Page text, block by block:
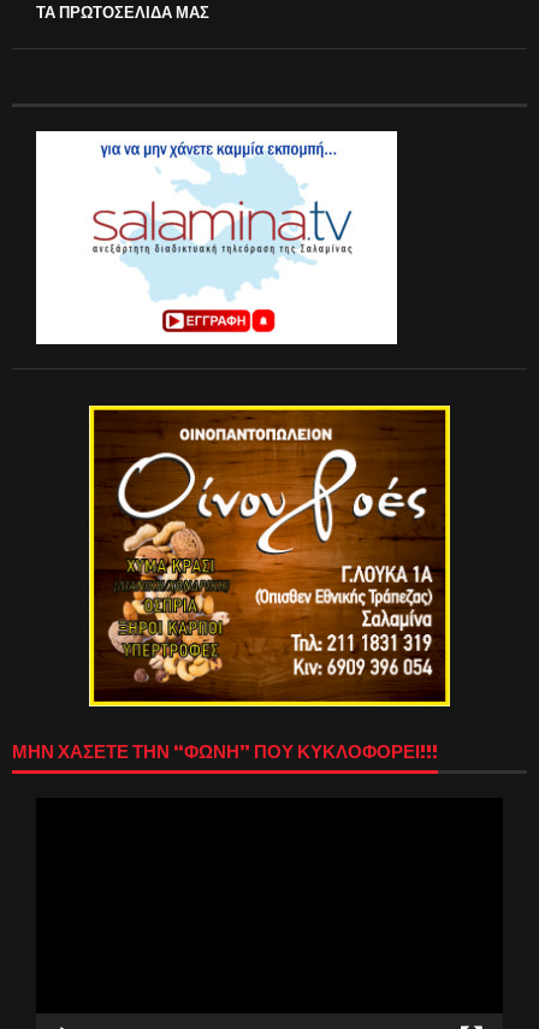
ΤΑ ΠΡΩΤΟΣΕΛΙΔΑ ΜΑΣ
ΜΗΝ ΧΑΣΕΤΕ ΤΗΝ “ΦΩΝΗ” ΠΟΥ ΚΥΚΛΟΦΟΡΕΙ!!!